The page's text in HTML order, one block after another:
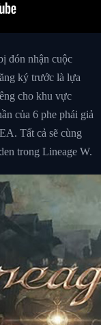
đón nhận cuộc
ký trước là lựa
cho khu vực
của 6 phe phái giả
Tất cả sẽ cùng
trong Lineage W.